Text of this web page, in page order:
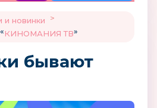
и новинки
>
«КИНОМАНИЯ ТВ»
бывают